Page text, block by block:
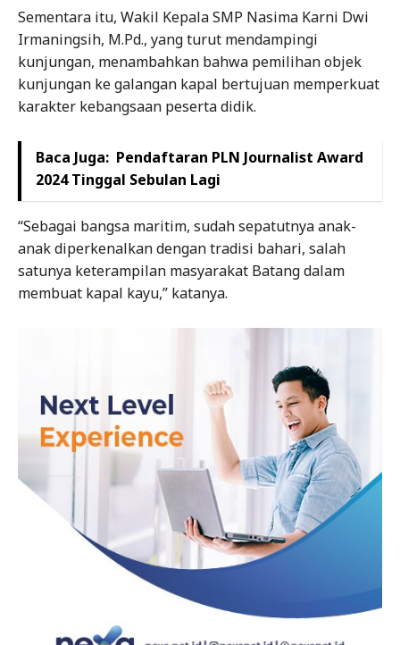
Sementara itu, Wakil Kepala SMP Nasima Karni Dwi
Irmaningsih, M.Pd., yang turut mendampingi
kunjungan, menambahkan bahwa pemilihan objek
kunjungan ke galangan kapal bertujuan memperkuat
karakter kebangsaan peserta didik.
Baca Juga: Pendaftaran PLN Journalist Award
2024 Tinggal Sebulan Lagi
“Sebagai bangsa maritim, sudah sepatutnya anak-
anak diperkenalkan dengan tradisi bahari, salah
satunya keterampilan masyarakat Batang dalam
membuat kapal kayu,” katanya.